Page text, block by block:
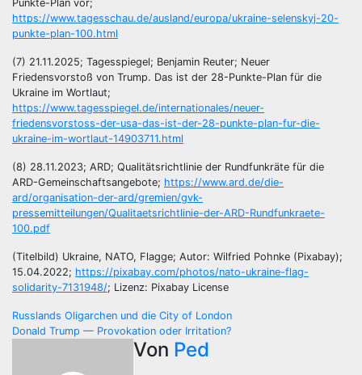
Punkte-Plan vor;
https://www.tagesschau.de/ausland/europa/ukraine-selenskyj-20-
punkte-plan-100.html
(7) 21.11.2025; Tagesspiegel; Benjamin Reuter; Neuer
Friedensvorstoß von Trump. Das ist der 28-Punkte-Plan für die
Ukraine im Wortlaut;
https://www.tagesspiegel.de/internationales/neuer-
friedensvorstoss-der-usa-das-ist-der-28-punkte-plan-fur-die-
ukraine-im-wortlaut-14903711.html
(8) 28.11.2023; ARD; Qualitätsrichtlinie der Rundfunkräte für die
ARD-Gemeinschaftsangebote; https://www.ard.de/die-
ard/organisation-der-ard/gremien/gvk-
pressemitteilungen/Qualitaetsrichtlinie-der-ARD-Rundfunkraete-
100.pdf
(Titelbild) Ukraine, NATO, Flagge; Autor: Wilfried Pohnke (Pixabay);
15.04.2022; https://pixabay.com/photos/nato-ukraine-flag-
solidarity-7131948/; Lizenz: Pixabay License
Beitragsnavigation
Russlands Oligarchen und die City of London
Donald Trump — Provokation oder Irritation?
Von Ped